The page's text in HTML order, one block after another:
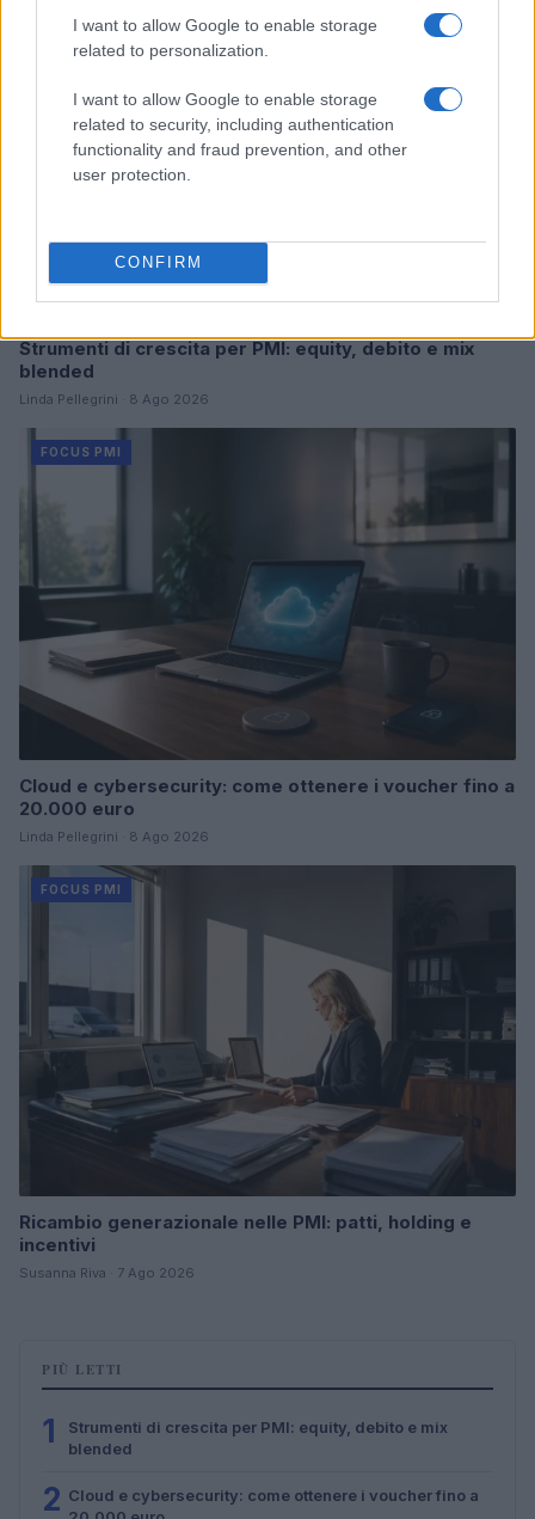
I want to allow Google to enable storage
related to personalization.
I want to allow Google to enable storage
related to security, including authentication
functionality and fraud prevention, and other
user protection.
CONFIRM
Strumenti di crescita per PMI: equity, debito e mix
blended
Linda Pellegrini · 8 Ago 2026
FOCUS PMI
Cloud e cybersecurity: come ottenere i voucher fino a
20.000 euro
Linda Pellegrini · 8 Ago 2026
FOCUS PMI
Ricambio generazionale nelle PMI: patti, holding e
incentivi
Susanna Riva · 7 Ago 2026
PIÙ LETTI
1
Strumenti di crescita per PMI: equity, debito e mix
blended
2 Cloud e cybersecurity: come ottenere i voucher fino a